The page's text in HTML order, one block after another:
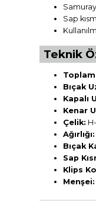
Sap
Teknik
Bıçak
Kapalı
Kenar
Çelik:
Ağırlığı:
Bıçak
Sap
Klips
Menşei: